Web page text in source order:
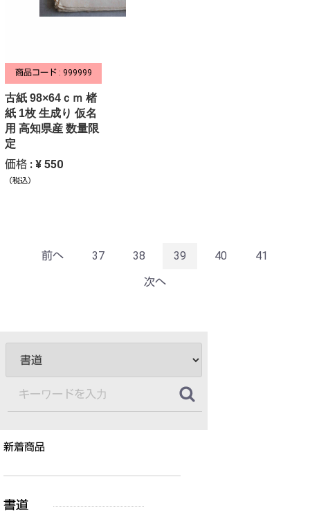
商品コード : 999999
古紙 98×64ｃｍ 楮
紙 1枚 生成り 仮名
用 高知県産 数量限
定
価格 : ¥ 550
（税込）
前へ 37 38 39 40
41
次へ
新着商品